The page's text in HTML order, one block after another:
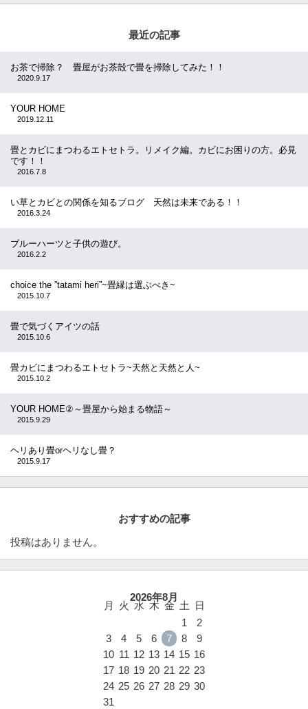
最近の記事
お茶で掃除？ 畳屋がお茶殻で畳を掃除してみた！！
2020.9.17
YOUR HOME
2019.12.11
畳とカビにまつわるエトセトラ。リメイク編。カビにお困りの方。必見
です！！
2016.7.8
い草とカビとの関係を知るブログ 天然は未来である！！
2016.3.24
ブルーハーツと子供の遊び。
2016.2.2
choice the ”tatami heri”~畳縁は選ぶべき~
2015.10.7
畳で気づくアイツの話
2015.10.6
畳カビにまつわるエトセトラ~天然と天然と人~
2015.10.2
YOUR HOME②～畳屋から始まる物語～
2015.9.29
ヘリあり畳orヘリなし畳？
2015.9.17
おすすめの記事
投稿はありません。
2026年8月
月 火 水 木 金 土
日
1
2
3
4 5 6 7 8
9
10 11 12 13 14 15 16
17 18 19 20 21 22 23
24 25 26 27 28 29 30
31